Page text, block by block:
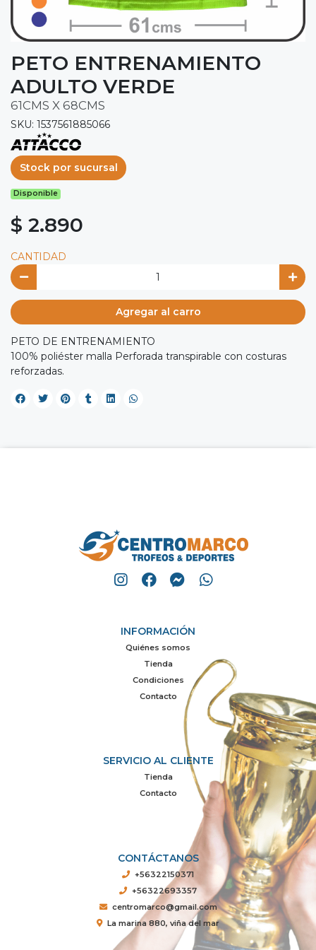
PETO ENTRENAMIENTO
ADULTO VERDE
61CMS X 68CMS
SKU: 1537561885066
Stock por sucursal
Disponible
$ 2.890
CANTIDAD
Agregar al carro
PETO DE ENTRENAMIENTO
100% poliéster malla Perforada transpirable con costuras
reforzadas.
INFORMACIÓN
Quiénes somos
Tienda
Condiciones
Contacto
SERVICIO AL CLIENTE
Tienda
Contacto
CONTÁCTANOS
+56322150371
+56322693357
centromarco@gmail.com
La marina 880, viña del mar